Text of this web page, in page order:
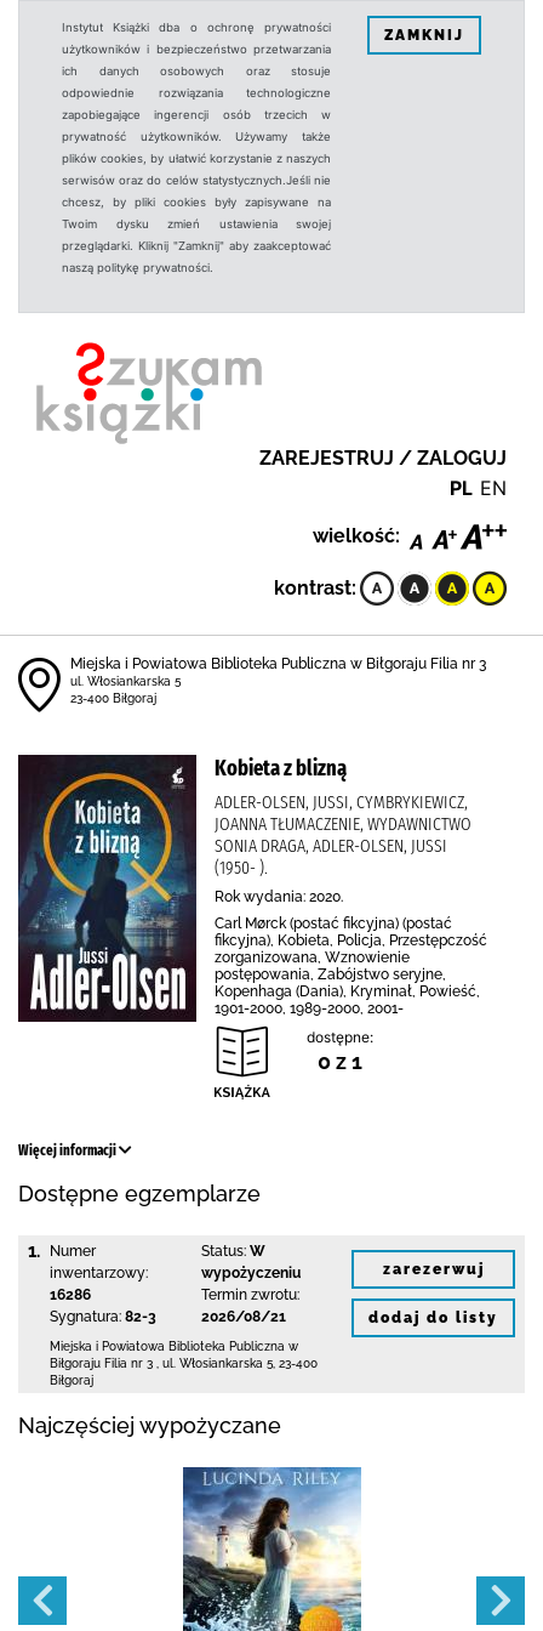
Instytut Książki dba o ochronę prywatności
użytkowników i bezpieczeństwo przetwarzania
ich danych osobowych oraz stosuje
odpowiednie rozwiązania technologiczne
zapobiegające ingerencji osób trzecich w
prywatność użytkowników. Używamy także
plików cookies, by ułatwić korzystanie z naszych
serwisów oraz do celów statystycznych.Jeśli nie
chcesz, by pliki cookies były zapisywane na
Twoim dysku zmień ustawienia swojej
przeglądarki. Kliknij "Zamknij" aby zaakceptować
naszą politykę prywatności.
ZAMKNIJ
ZAREJESTRUJ / ZALOGUJ
PL EN
wielkość:
kontrast:
Miejska i Powiatowa Biblioteka Publiczna w Biłgoraju Filia nr 3
ul. Włosiankarska 5
23-400 Biłgoraj
Kobieta z blizną
ADLER-OLSEN, JUSSI, CYMBRYKIEWICZ,
JOANNA TŁUMACZENIE, WYDAWNICTWO
SONIA DRAGA, ADLER-OLSEN, JUSSI
(1950- ).
Rok wydania: 2020.
Carl Mørck (postać fikcyjna) (postać
fikcyjna), Kobieta, Policja, Przestępczość
zorganizowana, Wznowienie
postępowania, Zabójstwo seryjne,
Kopenhaga (Dania), Kryminał, Powieść,
1901-2000, 1989-2000, 2001-
dostępne:
0 z 1
Więcej informacji
Dostępne egzemplarze
1.
Numer
inwentarzowy:
16286
Sygnatura: 82-3
Status: W
wypożyczeniu
Termin zwrotu:
2026/08/21
Miejska i Powiatowa Biblioteka Publiczna w
Biłgoraju Filia nr 3
ul. Włosiankarska 5 23-400
Biłgoraj
zarezerwuj
dodaj do listy
Najczęściej wypożyczane